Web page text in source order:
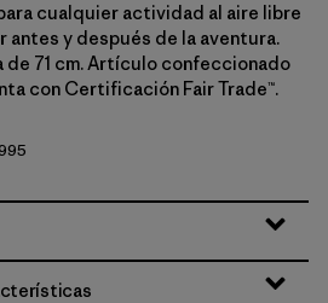
cualquier actividad al aire libre
antes y después de la aventura.
de 71 cm. Artículo confeccionado
con Certificación Fair Trade™.